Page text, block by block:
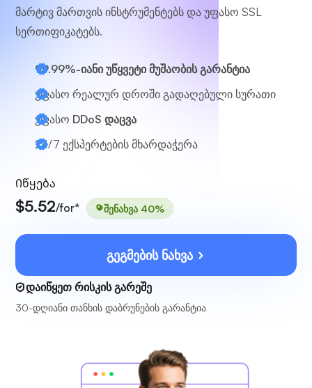
მარტივ მართვის ინსტრუმენტებს და უფასო SSL
სერთიფიკატებს.
99.99%-იანი უწყვეტი მუშაობის გარანტია
უფასო რეალურ დროში გადაღებული სურათი
უფასო DDoS დაცვა
24/7 ექსპერტების მხარდაჭერა
Იწყება
$5.52/for* შენახვა 40%
გეგმების ნახვა
დაიწყეთ რისკის გარეშე
30-დღიანი თანხის დაბრუნების გარანტია